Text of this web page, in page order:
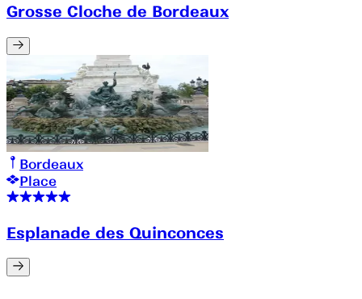
Grosse Cloche de Bordeaux
Bordeaux
Place
Esplanade des Quinconces